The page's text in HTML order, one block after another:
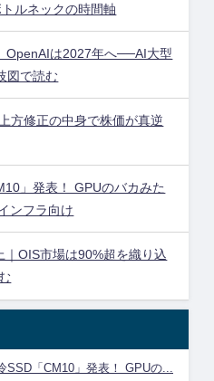
ルネックの時間軸
OpenAIは2027年へ──AI大型
図で読む
方修正の中身で株価が真逆
」発表！ GPUのバカみた
ンフラ向け
OIS市場は90%超を織り込
SSD「CM10」発表！ GPUの...